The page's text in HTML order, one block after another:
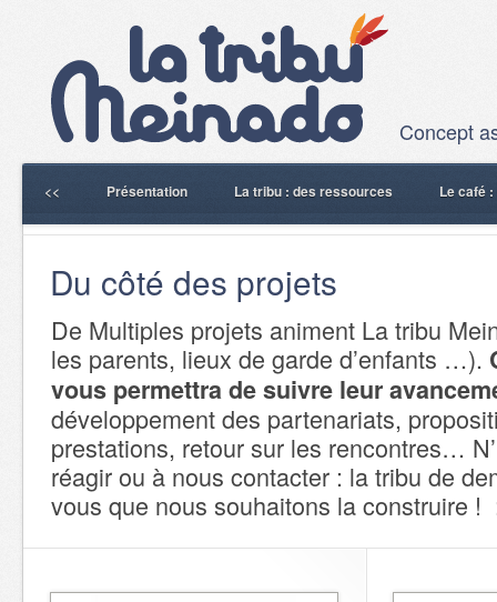
Concept
<< Présentation La tribu : des ressources Le café
Du côté des projets
De Multiples projets animent La tribu
les parents, lieux de garde d’enfants …).
vous permettra de suivre leur
développement des partenariats,
prestations, retour sur les rencontres…
réagir ou à nous contacter : la tribu de
vous que nous souhaitons la construire !